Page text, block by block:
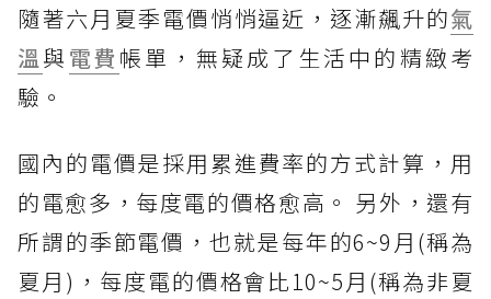
隨著六月夏季電價悄悄逼近，逐漸飆升的氣
溫與 電費 帳單，無疑成了生活中的精緻考
驗。
國內的電價是採用累進費率的方式計算，用
的電愈多，每度電的價格愈高。 另外，還有
所謂的季節電價，也就是每年的6~9月(稱為
夏月)，每度電的價格會比10~5月(稱為非夏